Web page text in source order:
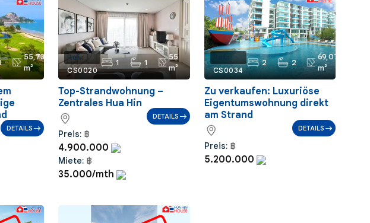
55,73
m²
DETAILS
Ref.:
CS0020
1 1
55
m²
Top-Strandwohnung –
Zentrales Hua Hin
Preis: ฿
4.900.000
Miete: ฿
35.000/mth
DETAILS
CS0034
2 2
69,07
m²
Zu verkaufen: Luxuriöse
Eigentumswohnung direkt
am Strand
Preis:฿
5.200.000
DETAILS